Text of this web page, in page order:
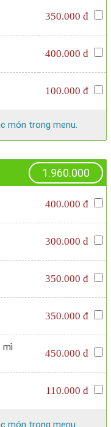
350.000 đ
400.000 đ
100.000 đ
món trong menu.
1.960.000
400.000 đ
300.000 đ
350.000 đ
350.000 đ
mì
450.000 đ
110.000 đ
món trong menu.